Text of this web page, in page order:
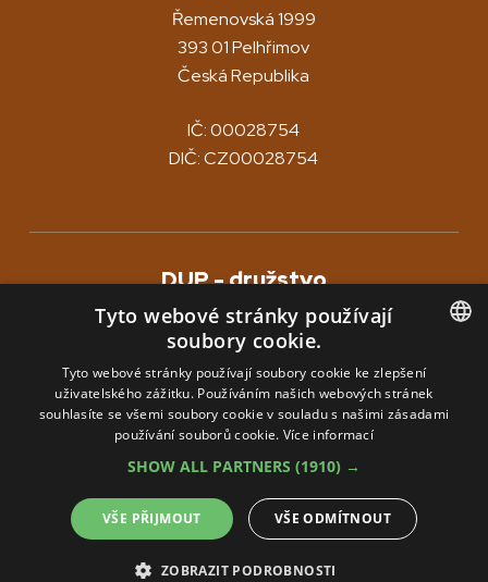
Řemenovská 1999
393 01 Pelhřimov
Česká Republika
IČ: 00028754
DIČ: CZ00028754
DUP - družstvo
zahrnuje tyto divize
DUP KOVONový Rychnov
DUP GALAPelhřimov
Pivovar POUTNÍKPelhřimov
DUP © 2026 Vyrobila a spravuje firma
CZECH
ENGLISH
Tyto webové stránky používají
soubory cookie.
Tyto webové stránky používají soubory cookie ke zlepšení
uživatelského zážitku. Používáním našich webových stránek
souhlasíte se všemi soubory cookie v souladu s našimi zásadami
používání souborů cookie. Více informací
SHOW ALL PARTNERS (1910) →
VŠE PŘIJMOUT VŠE ODMÍTNOUT
ZOBRAZIT PODROBNOSTI